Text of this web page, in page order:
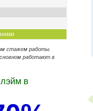
стажем работы.
работают в
в